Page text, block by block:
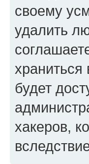
своему
удалить
будет
хакеров,